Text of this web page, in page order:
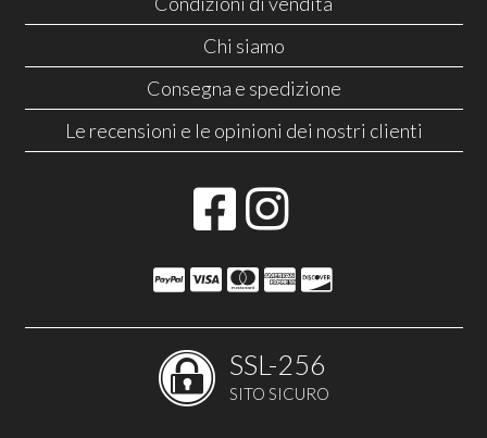
Chi siamo
Consegna e spedizione
Le recensioni e le opinioni dei nostri clienti
SSL-256
SITO SICURO